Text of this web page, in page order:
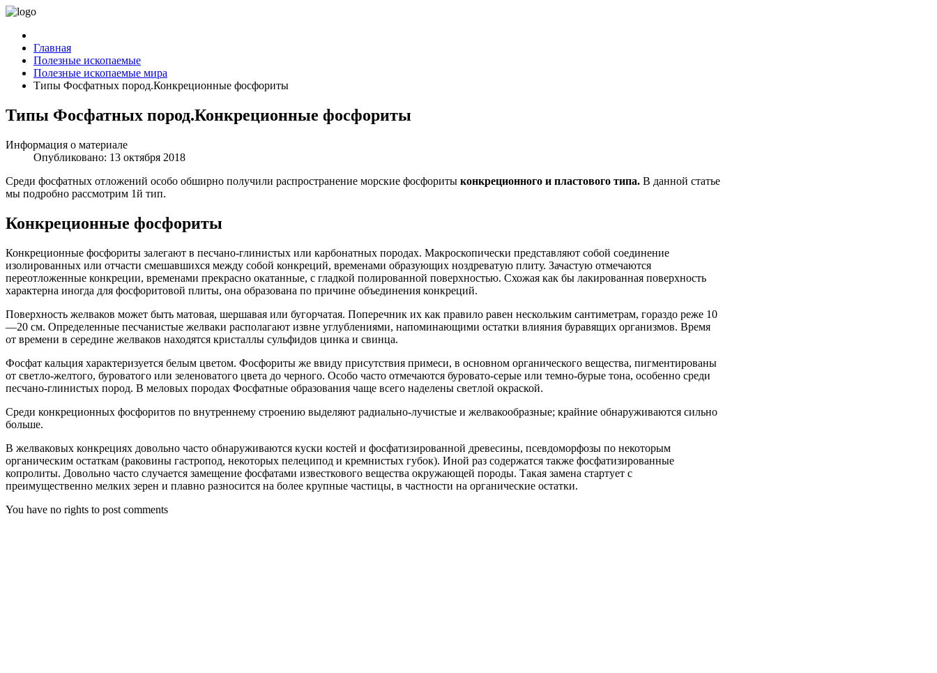
Главная
Полезные ископаемые
Полезные ископаемые мира
Типы Фосфатных пород.Конкреционные фосфориты
Типы Фосфатных пород.Конкреционные фосфориты
Информация о материале
Опубликовано: 13 октября 2018
Среди фосфатных отложений особо обширно получили распространение морские фосфориты конкреционного и пластового типа. В данной статье
мы подробно рассмотрим 1й тип.
Конкреционные фосфориты
Конкреционные фосфориты залегают в песчано-глинистых или карбонатных породах. Макроскопически представляют собой соединение
изолированных или отчасти смешавшихся между собой конкреций, временами образующих ноздреватую плиту. Зачастую отмечаются
переотложенные конкреции, временами прекрасно окатанные, с гладкой полированной поверхностью. Схожая как бы лакированная поверхность
характерна иногда для фосфоритовой плиты, она образована по причине объединения конкреций.
Поверхность желваков может быть матовая, шершавая или бугорчатая. Поперечник их как правило равен нескольким сантиметрам, гораздо реже 10
—20 см. Определенные песчанистые желваки располагают извне углублениями, напоминающими остатки влияния буравящих организмов. Время
от времени в середине желваков находятся кристаллы сульфидов цинка и свинца.
Фосфат кальция характеризуется белым цветом. Фосфориты же ввиду присутствия примеси, в основном органического вещества, пигментированы
от светло-желтого, буроватого или зеленоватого цвета до черного. Особо часто отмечаются буровато-серые или темно-бурые тона, особенно среди
песчано-глинистых пород. В меловых породах Фосфатные образования чаще всего наделены светлой окраской.
Среди конкреционных фосфоритов по внутреннему строению выделяют радиально-лучистые и желвакообразные; крайние обнаруживаются сильно
больше.
В желваковых конкрециях довольно часто обнаруживаются куски костей и фосфатизированной древесины, псевдоморфозы по некоторым
органическим остаткам (раковины гастропод, некоторых пелеципод и кремнистых губок). Иной раз содержатся также фосфатизированные
копролиты. Довольно часто случается замещение фосфатами известкового вещества окружающей породы. Такая замена стартует с
преимущественно мелких зерен и плавно разносится на более крупные частицы, в частности на органические остатки.
You have no rights to post comments